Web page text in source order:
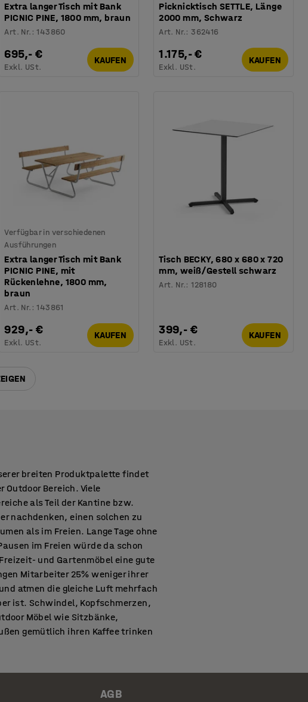
Extra langer Tisch mit Bank
PICNIC PINE, 1800 mm, braun
Art. Nr. :143860
695,- €
Exkl. USt.
KAUFEN
Picknicktisch SETTLE, Länge
2000 mm, Schwarz
Art. Nr.:362416
1.175,- €
Exkl. USt.
KAUFEN
Verfügbar in verschiedenen
Ausführungen
Extra langer Tisch mit Bank
PICNIC PINE, mit
Rückenlehne, 1800 mm,
braun
Art. Nr. :143861
929,- €
Exkl. USt.
KAUFEN
Tisch BECKY, 680 x 680 x 720
mm, weiß/Gestell schwarz
Art. Nr.:128180
399,- €
Exkl. USt.
KAUFEN
breiten Produktpalette findet
Bereich. Viele
als Teil der Kantine bzw.
nachdenken, einen solchen zu
als im Freien. Lange Tage ohne
im Freien würde da schon
und Gartenmöbel eine gute
Mitarbeiter 25% weniger ihrer
atmen die gleiche Luft mehrfach
ist. Schwindel, Kopfschmerzen,
Möbel wie Sitzbänke,
gemütlich ihren Kaffee trinken
Vitamin D Speicher auf und
und Gartenmöbel lassen sich
eignen sich aber auch für
AGB